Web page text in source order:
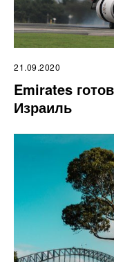
21.09.2020
Emirates
Израиль